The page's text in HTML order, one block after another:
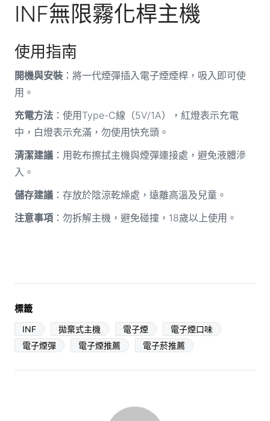
INF無限霧化桿主機
使用指南
開機與安裝：將一代煙彈插入電子煙煙桿，吸入即可使
用。
充電方法：使用Type-C線（5V/1A），紅燈表示充電
中，白燈表示充滿，勿使用快充頭。
清潔建議：用乾布擦拭主機與煙彈連接處，避免液體滲
入。
儲存建議：存放於陰涼乾燥處，遠離高溫及兒童。
注意事項：勿拆解主機，避免碰撞，18歲以上使用。
標籤
INF 拋棄式主機 電子煙
電子煙口味
電子煙彈
電子煙推薦 電子菸推薦